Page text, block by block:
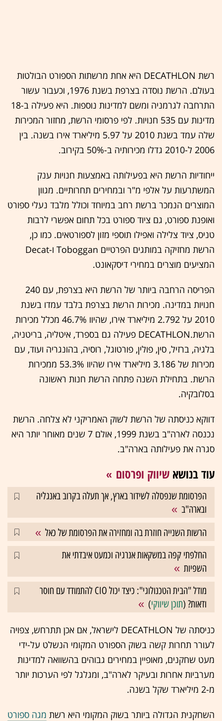
רשת DECATHLON היא אחת מרשתות הספורט הבולטות
בעולם. הרשת נוסדה בצרפת בשנת 1976, וכעבור עשור
התרחבה לגרמניה ומשם למדינות נוספות. היא פעילה ב-18
מדינות עם 535 חנויות. לפי פרסומי הרשת, מחזור המכירות
שלה עמד בשנת 2010 על 5.97 מיליארד אירו בשנה. בין
2006 ל-2010 גדלו מכירותיה ב-50% בקירוב.
ייחודיות הרשת היא בפעילותה באמצעות חנויות ענק
המשתרעות על אלפי מ"ר ובמחירים תחרותיים. מגוון
המוצרים הנמכר ברשת רחב במיוחד וכולל מלבד נעלי ספורט
ואופנת ספורט, גם ציוד ספורט בכל תחום אפשרי לרבות
טניס, ציוד צלילה ואפילו תוספי מזון לספורטאים. כמו כן,
הרשת מחזיקה במותגים הפרטיים Toboggan ו-Decat
המציעים מוצרים במחירי דיסקאונט.
הפריסה הרחבה ביותר של הרשת היא בצרפת, עם 240
חנויות במדינה. מכירות הרשת בצרפת בלבד עמדו בשנת
2010 על 2.792 מיליארד אירו, שהיוו 46.7% מכלל מכירות
הרשת.DECATHLON פעילה גם בספרד, איטליה, בריטניה,
בלגיה, ברזיל, סין, פולין, פורטוגל, רוסיה, בהונגריה ועוד, עם
מכירות של 3.186 מיליארד אירו שהיוו 53.3% ממכירות
הרשת. בתחילת השנה פתחה הרשת חנות ראשונה
בסלובקיה.
דווקא כניסתה של הרשת לשוק האמריקני לא צלחה. הרשת
נכנסה לארה"ב בשנת 1999, אולם 7 שנים מאוחר יותר היא
סגרה את פעילותה בארה"ב.
עוד בנושא שיווק ופרסום
הפרסומת שנפסלה לשידור בארץ, אך תעלה בקרוב באנגליה
ובארה"ב
הרשות השנייה חוזרת בה ומחזירה את הפרסומת של כאל
החלפתי קפה במשקאות אנרגיה וכמעט איבדתי את
השפיות
מודל "הבית הטכנולוגי": כיצד יכול CIO להתמודד עם חוסר
ודאות? (תוכן שיווקי)
כניסתה של DECATHLON לישראל, אם אכן תתרחש, צפויה
לעורר תחרות קשה בשוק הספורט המקומי הנשלט על-ידי
מעט שחקנים, מאופיין במחירים גבוהים בהשוואה למדינות
מערביות אחרות ובעיקר לארה"ב, ומגלגל לפי הערכות יותר
מ-2 מיליארד שקל בשנה.
השחקנית הגדולה ביותר בשוק המקומי היא רשת מגה ספורט